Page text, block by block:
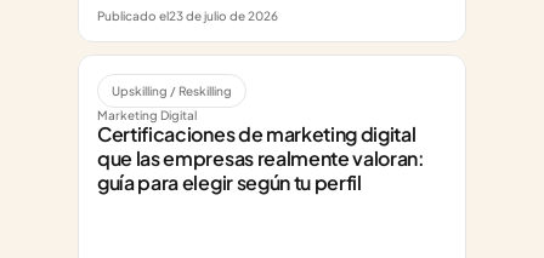
Publicado el23 de julio de 2026
Upskilling / Reskilling
Marketing Digital
Certificaciones de marketing digital
que las empresas realmente valoran:
guía para elegir según tu perfil